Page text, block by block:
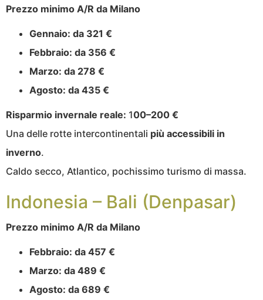
Prezzo minimo A/R da Milano
Gennaio: da 321 €
Febbraio: da 356 €
Marzo: da 278 €
Agosto: da 435 €
Risparmio invernale reale: 100–200 €
Una delle rotte intercontinentali più accessibili in
inverno.
Caldo secco, Atlantico, pochissimo turismo di massa.
Indonesia – Bali (Denpasar)
Prezzo minimo A/R da Milano
Febbraio: da 457 €
Marzo: da 489 €
Agosto: da 689 €